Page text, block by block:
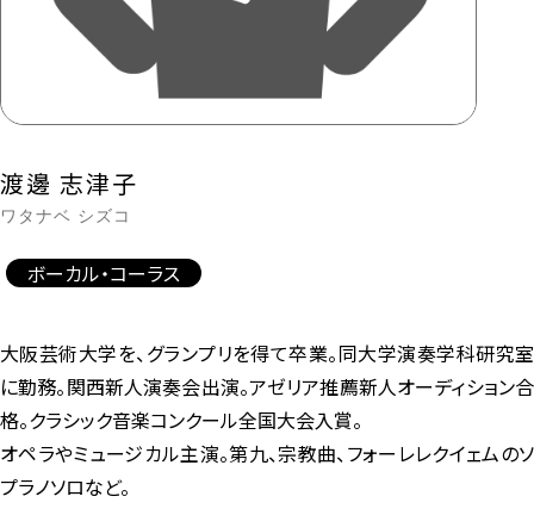
渡邊 志津子
ワタナベ シズコ
ボーカル・コーラス
大阪芸術大学を、グランプリを得て卒業。同大学演奏学科研究室
に勤務。関西新人演奏会出演。アゼリア推薦新人オーディション合
格。クラシック音楽コンクール全国大会入賞。
オペラやミュージカル主演。第九、宗教曲、フォーレレクイェムのソ
プラノソロなど。